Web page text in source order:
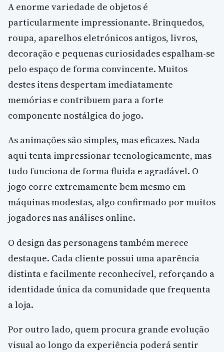
A enorme variedade de objetos é
particularmente impressionante. Brinquedos,
roupa, aparelhos eletrónicos antigos, livros,
decoração e pequenas curiosidades espalham-se
pelo espaço de forma convincente. Muitos
destes itens despertam imediatamente
memórias e contribuem para a forte
componente nostálgica do jogo.
As animações são simples, mas eficazes. Nada
aqui tenta impressionar tecnologicamente, mas
tudo funciona de forma fluida e agradável. O
jogo corre extremamente bem mesmo em
máquinas modestas, algo confirmado por muitos
jogadores nas análises online.
O design das personagens também merece
destaque. Cada cliente possui uma aparência
distinta e facilmente reconhecível, reforçando a
identidade única da comunidade que frequenta
a loja.
Por outro lado, quem procura grande evolução
visual ao longo da experiência poderá sentir